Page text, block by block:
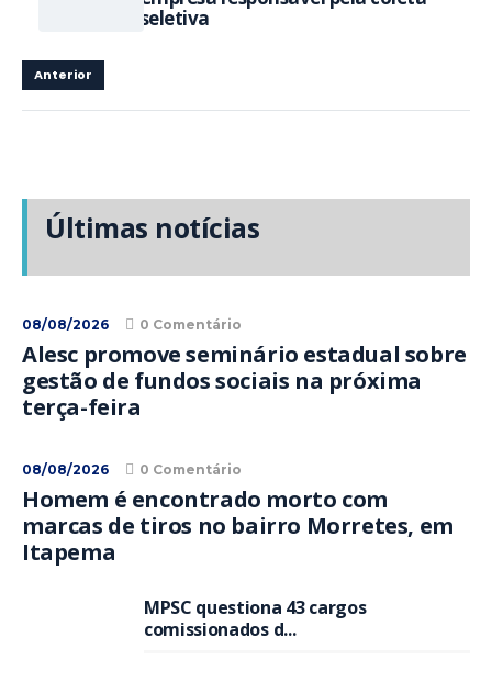
seletiva
Anterior
Últimas notícias
08/08/2026 0 Comentário
Alesc promove seminário estadual sobre
gestão de fundos sociais na próxima
terça-feira
08/08/2026 0 Comentário
Homem é encontrado morto com
marcas de tiros no bairro Morretes, em
Itapema
MPSC questiona 43 cargos
comissionados d...